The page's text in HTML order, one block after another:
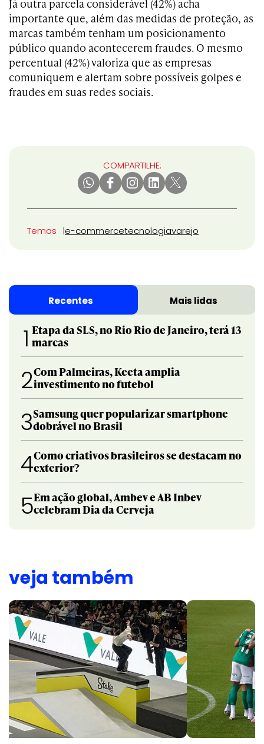
Já outra parcela considerável (42%) acha
importante que, além das medidas de proteção, as
marcas também tenham um posicionamento
público quando acontecerem fraudes. O mesmo
percentual (42%) valoriza que as empresas
comuniquem e alertam sobre possíveis golpes e
fraudes em suas redes sociais.
COMPARTILHE:
Temas e-commercetecnologiavarejo
Recentes Mais lidas
1 Etapa da SLS, no Rio Rio de Janeiro, terá 13
marcas
2Com Palmeiras, Keeta amplia
investimento no futebol
3Samsung quer popularizar smartphone
dobrável no Brasil
4Como criativos brasileiros se destacam no
exterior?
5Em ação global, Ambev e AB Inbev
celebram Dia da Cerveja
veja também